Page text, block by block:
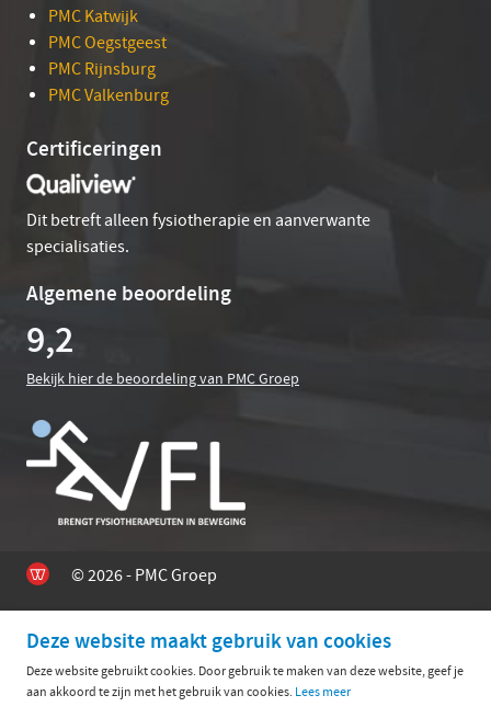
PMC Katwijk
PMC Oegstgeest
PMC Rijnsburg
PMC Valkenburg
Certificeringen
Dit betreft alleen fysiotherapie en aanverwante
specialisaties.
Algemene beoordeling
9,2
Bekijk hier de beoordeling van PMC Groep
© 2026 - PMC Groep
Deze website maakt gebruik van cookies
Deze website gebruikt cookies. Door gebruik te maken van deze website, geef je
aan akkoord te zijn met het gebruik van cookies. Lees meer